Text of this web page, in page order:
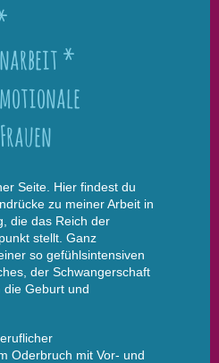
*
Seite. Hier findest du
zu meiner Arbeit in
die das Reich der
stellt. Ganz
so gefühlsintensiven
der Schwangerschaft
Geburt und
Oderbruch mit Vor- und